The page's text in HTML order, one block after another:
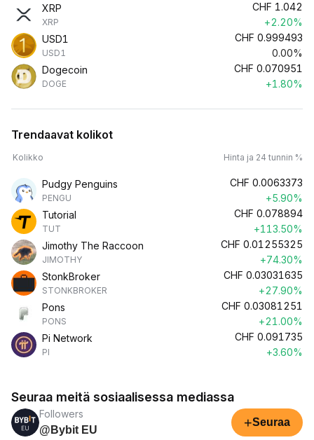
XRP
XRP
CHF 1.042
+2.20%
USD1
USD1
CHF 0.999493
0.00%
Dogecoin
DOGE
CHF 0.070951
+1.80%
Trendaavat kolikot
Kolikko Hinta ja 24 tunnin %
Pudgy Penguins
PENGU
CHF 0.0063373
+5.90%
Tutorial
TUT
CHF 0.078894
+113.50%
Jimothy The Raccoon
JIMOTHY
CHF 0.01255325
+74.30%
StonkBroker
STONKBROKER
CHF 0.03031635
+27.90%
Pons
PONS
CHF 0.03081251
+21.00%
Pi Network
PI
CHF 0.091735
+3.60%
Seuraa meitä sosiaalisessa mediassa
Followers
@Bybit EU
+Seuraa